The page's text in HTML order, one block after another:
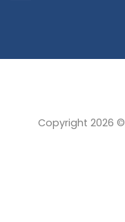
Copyright 2026 ©